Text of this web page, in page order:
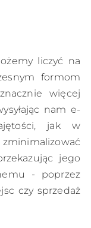
liczyć na
formom
więcej
nam e-
jak w
jego
- poprzez
czy sprzedaż